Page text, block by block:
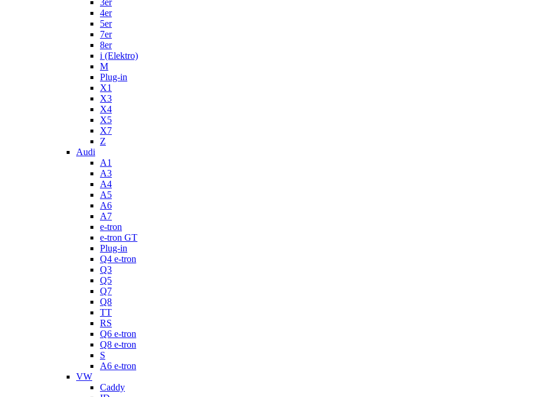
3er
4er
5er
7er
8er
i (Elektro)
M
Plug-in
X1
X3
X4
X5
X7
Z
Audi
A1
A3
A4
A5
A6
A7
e-tron
e-tron GT
Plug-in
Q4 e-tron
Q3
Q5
Q7
Q8
TT
RS
Q6 e-tron
Q8 e-tron
S
A6 e-tron
VW
Caddy